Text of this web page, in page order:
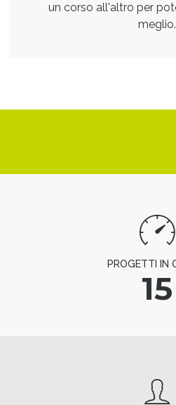
un corso all'altro per
meglio.
PROGETTI IN
15